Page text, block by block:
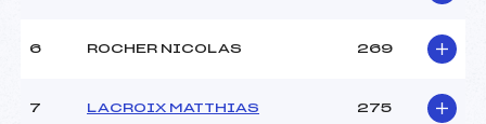
6 ROCHER NICOLAS 269
7 LACROIX MATTHIAS 275